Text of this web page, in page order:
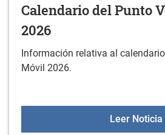
Calendario del Punto
2026
Información relativa al
Móvil 2026.
Leer Noticia